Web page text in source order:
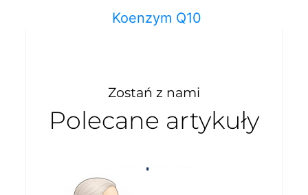
Koenzym Q10
Zostań z nami
Polecane artykuły